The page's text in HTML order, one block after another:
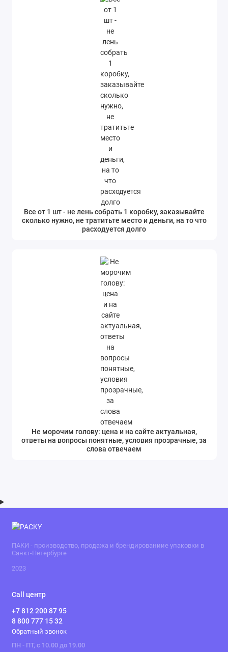
Все от 1 шт - не лень собрать 1 коробку, заказывайте
сколько нужно, не тратитьте место и деньги, на то что
расходуется долго
Не морочим голову: цена и на сайте актуальная,
ответы на вопросы понятные, условия прозрачные, за
слова отвечаем
ПАКИ - производство, продажа и брендированиие упаковки в
Санкт-Петербурге
2023
Call центр
+7 812 200 87 95
8 800 777 15 32
Обратный звонок
ПН - ПТ, с 10.00 до 19.00